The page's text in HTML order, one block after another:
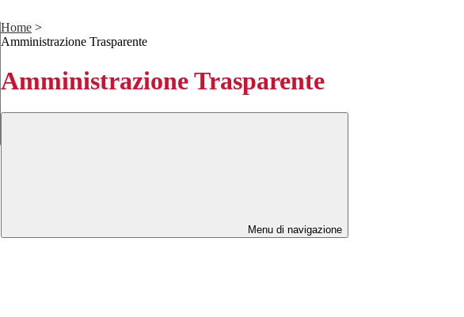
Home >
Amministrazione Trasparente
Amministrazione Trasparente
Menu di navigazione